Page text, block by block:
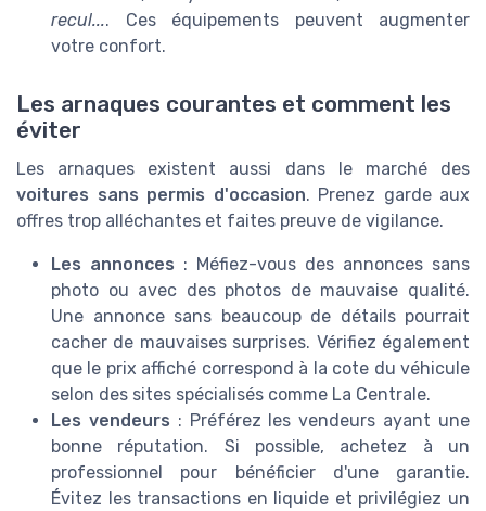
recul.... Ces équipements peuvent augmenter
votre confort.
Les arnaques courantes et comment les
éviter
Les arnaques existent aussi dans le marché des
voitures sans permis d'occasion. Prenez garde aux
offres trop alléchantes et faites preuve de vigilance.
Les annonces : Méfiez-vous des annonces sans
photo ou avec des photos de mauvaise qualité.
Une annonce sans beaucoup de détails pourrait
cacher de mauvaises surprises. Vérifiez également
que le prix affiché correspond à la cote du véhicule
selon des sites spécialisés comme La Centrale.
Les vendeurs : Préférez les vendeurs ayant une
bonne réputation. Si possible, achetez à un
professionnel pour bénéficier d'une garantie.
Évitez les transactions en liquide et privilégiez un